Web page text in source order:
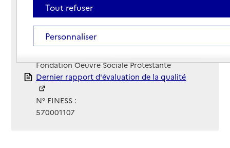
Téléphone :
03 87 38 61 61
Contact
Contact
Site Internet
Site internet
Fondation Oeuvre Sociale Protestante
Rapport HAS
Dernier rapport d'évaluation de la qualité
N° FINESS :
570001107
Tout refuser
Personnaliser